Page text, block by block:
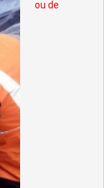
ou de